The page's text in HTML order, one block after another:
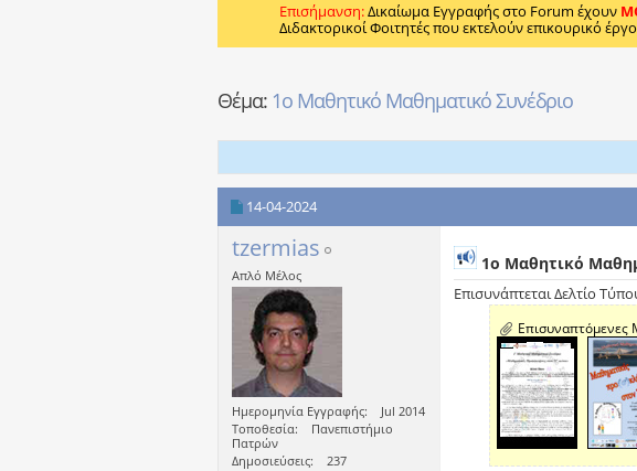
Επισήμανση:Δικαίωμα Εγγραφής στο Forum έχουν
Διδακτορικοί Φοιτητές που εκτελούν επικουρικό
Θέμα: 1ο Μαθητικό Μαθηματικό Συνέδριο
14-04-2024
tzermias
Απλό Μέλος
Ημερομηνία Εγγραφής
Jul 2014
Τοποθεσία
Πανεπιστήμιο
Πατρών
Δημοσιεύσεις
237
1ο Μαθητικό
Επισυνάπτεται Δελτίο
Επισυναπτόμενες